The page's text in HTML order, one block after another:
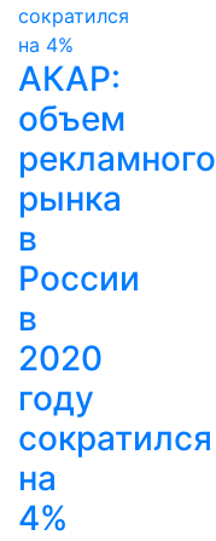
АКАР:
объем
рекламного
рынка
в
России
в
2020
году
сократился
на
4%